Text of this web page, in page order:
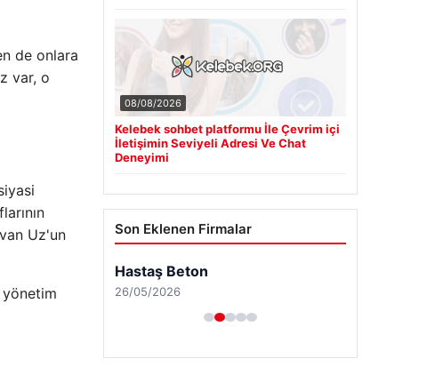
de onlara
var, o
Uz'un
08/08/2026
Kelebek sohbet platformu İle Çevrim içi
İletişimin Seviyeli Adresi Ve Chat
Deneyimi
Son Eklenen Firmalar
Hastaş Beton
26/05/2026